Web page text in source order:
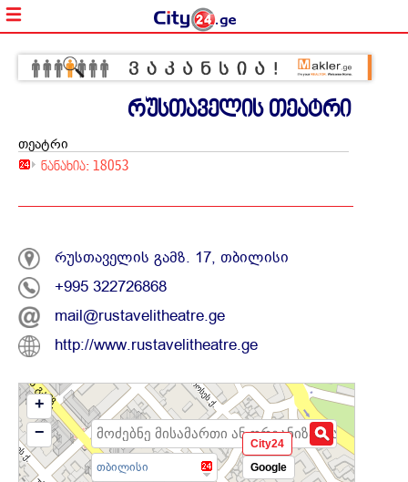
რუსთაველის თეატრი
თეატრი
ნანახია: 18053
რუსთაველის გამზ. 17, თბილისი
+995 322726868
mail@rustavelitheatre.ge
http://www.rustavelitheatre.ge
თბილისი
+
−
City24
Google